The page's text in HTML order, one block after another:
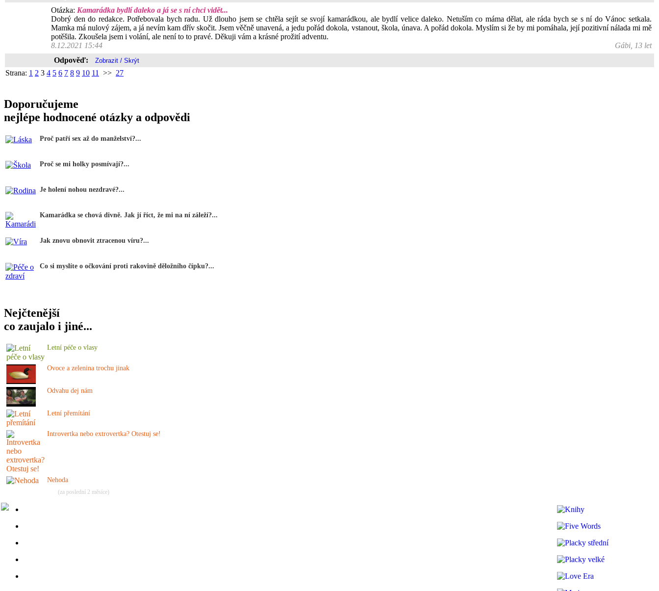
Otázka: Kamarádka bydlí daleko a já se s ní chci vidět...
Dobrý den do redakce. Potřebovala bych radu. Už dlouho jsem se chtěla sejít se svojí kamarádkou, ale bydlí velice daleko. Netuším co máma dělat, ale ráda bych se s ní do Vánoc setkala.
Mamka má nulový zájem, a já nevím kam dřív skočit. Jsem věčně unavená, a jedu pořád dokola, vstanout, škola, únava. A pořád dokola. Myslím si že by mi pomáhala, její pozitivní nálada mi mě
potěšila. Zkoušela jsem i volání, ale není to to pravé. Děkuji vám a krásné prožití adventu.
8.12.2021 15:44
Gábi, 13 let
Odpověď:
Strana: 1 2 3 4 5 6 7 8 9 10 11 >> 27
Doporučujeme
nejlépe hodnocené otázky a odpovědi
Proč patří sex až do manželství?...
Proč se mi holky posmívají?...
Je holení nohou nezdravé?...
Kamarádka se chová divně. Jak jí říct, že mi na ní záleží?...
Jak znovu obnovit ztracenou víru?...
Co si myslíte o očkování proti rakovině děložního čípku?...
Nejčtenější
co zaujalo i jiné...
Letní péče o vlasy
Ovoce a zelenina trochu jinak
Odvahu dej nám
Letní přemítání
Introvertka nebo extrovertka? Otestuj se!
Nehoda
(za poslední 2 měsíce)